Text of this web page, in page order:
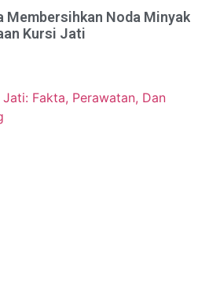
Membersihkan Noda Minyak
Kursi Jati